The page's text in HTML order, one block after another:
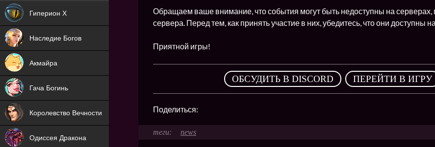
Обращаем ваше внимание, что события могут быть недоступны на серверах,
сервера. Перед тем, как принять участие в них, убедитесь, что они доступны
Приятной игры!
ОБСУДИТЬ В DISCORD , ПЕРЕЙТИ В ИГРУ
Поделиться:
news
Гиперион Х
Наследие Богов
NEW
Акмайра
NEW
Гача Богинь
NEW
Королевство Вечности
NEW
Одиссея Дракона
NEW